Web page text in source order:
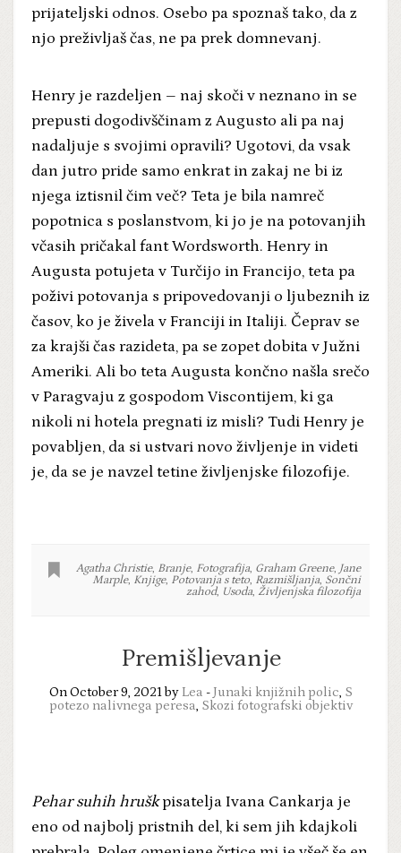
prijateljski odnos. Osebo pa spoznaš tako, da z
njo preživljaš čas, ne pa prek domnevanj.
Henry je razdeljen – naj skoči v neznano in se
prepusti dogodivščinam z Augusto ali pa naj
nadaljuje s svojimi opravili? Ugotovi, da vsak
dan jutro pride samo enkrat in zakaj ne bi iz
njega iztisnil čim več? Teta je bila namreč
popotnica s poslanstvom, ki jo je na potovanjih
včasih pričakal fant Wordsworth. Henry in
Augusta potujeta v Turčijo in Francijo, teta pa
poživi potovanja s pripovedovanji o ljubeznih iz
časov, ko je živela v Franciji in Italiji. Čeprav se
za krajši čas razideta, pa se zopet dobita v Južni
Ameriki. Ali bo teta Augusta končno našla srečo
v Paragvaju z gospodom Viscontijem, ki ga
nikoli ni hotela pregnati iz misli? Tudi Henry je
povabljen, da si ustvari novo življenje in videti
je, da se je navzel tetine življenjske filozofije.
Agatha Christie, Branje, Fotografija, Graham Greene, Jane
Marple, Knjige, Potovanja s teto, Razmišljanja, Sončni
zahod, Usoda, Življenjska filozofija
Premišljevanje
On October 9, 2021 by Lea - Junaki knjižnih polic, S
potezo nalivnega peresa, Skozi fotografski objektiv
Pehar suhih hruškpisatelja Ivana Cankarja je
eno od najbolj pristnih del, ki sem jih kdajkoli